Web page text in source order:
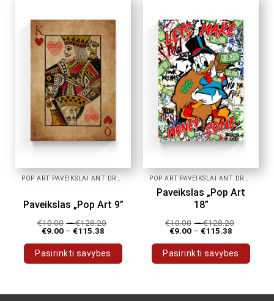
variants.
The
options
may
be
chosen
on
the
product
page
variants.
The
options
may
be
chosen
on
the
product
page
Paveikslas „Pop Art 9”
€10.00 –€128.20
€9.00 – €115.38
Pasirinkti savybes
has
Paveikslas „Pop Art
18”
€10.00 –€128.20
€9.00 – €115.38
Pasirinkti savybes
has